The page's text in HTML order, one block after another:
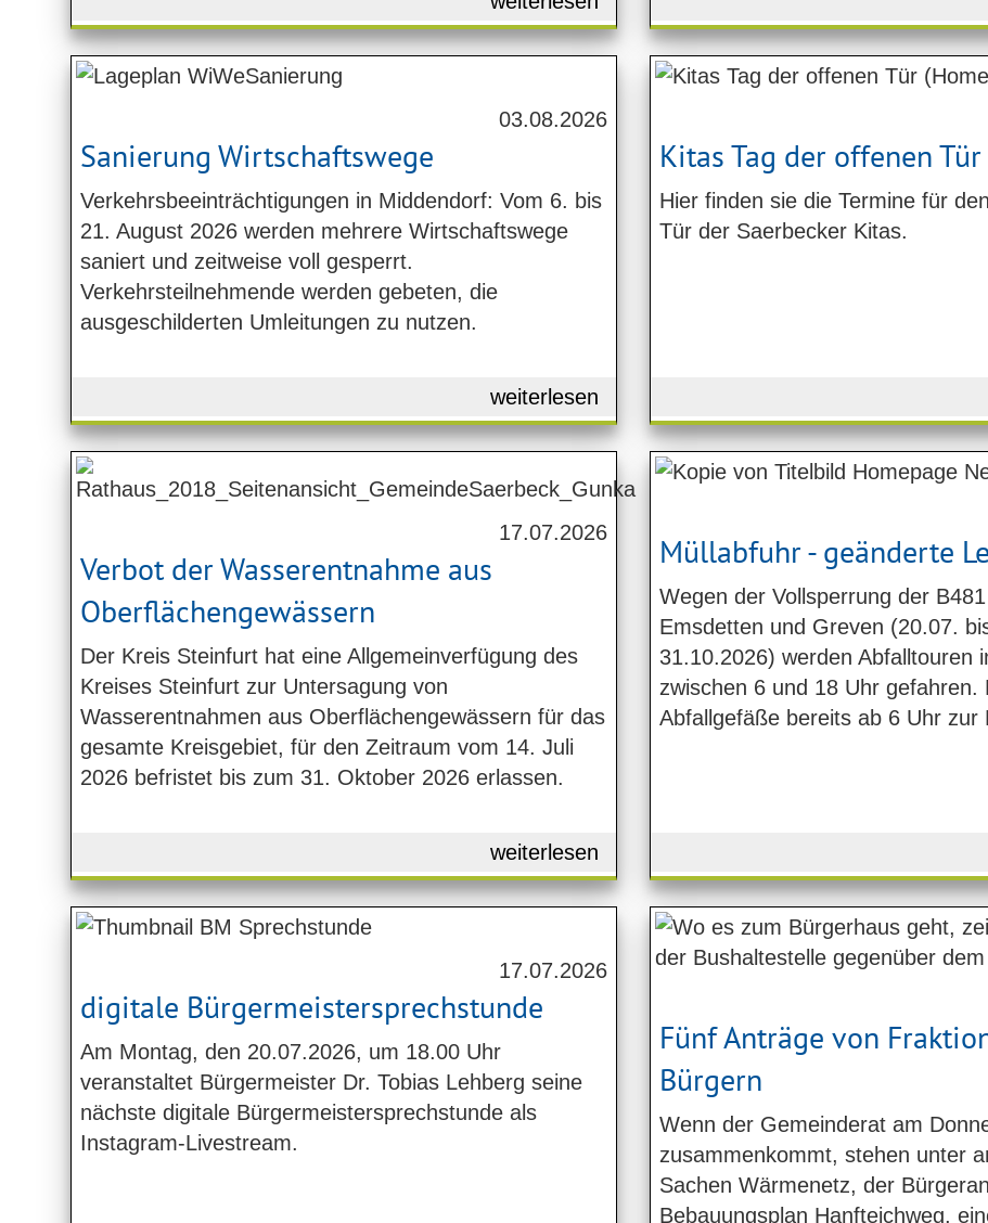
Sanierung Wirtschaftswege
03.08.2026
Verkehrsbeeinträchtigungen in Middendorf: Vom 6. bis
21. August 2026 werden mehrere Wirtschaftswege
saniert und zeitweise voll gesperrt.
Verkehrsteilnehmende werden gebeten, die
ausgeschilderten Umleitungen zu nutzen.
weiterlesen
Kitas Tag der offenen Tür
Hier finden sie die Termine für
Tür der Saerbecker Kitas.
Verbot der Wasserentnahme aus
Oberflächengewässern
17.07.2026
Der Kreis Steinfurt hat eine Allgemeinverfügung des
Kreises Steinfurt zur Untersagung von
Wasserentnahmen aus Oberflächengewässern für das
gesamte Kreisgebiet, für den Zeitraum vom 14. Juli
2026 befristet bis zum 31. Oktober 2026 erlassen.
weiterlesen
Müllabfuhr - geänderte
Wegen der Vollsperrung der
Emsdetten und Greven (20.07.
31.10.2026) werden Abfalltouren
zwischen 6 und 18 Uhr gefahren.
Abfallgefäße bereits ab 6 Uhr zur
digitale Bürgermeistersprechstunde
17.07.2026
Am Montag, den 20.07.2026, um 18.00 Uhr
veranstaltet Bürgermeister Dr. Tobias Lehberg seine
nächste digitale Bürgermeistersprechstunde als
Instagram-Livestream.
Fünf Anträge von
Bürgern
Wenn der Gemeinderat am
zusammenkommt, stehen unter
Sachen Wärmenetz, der
Bebauungsplan Hanfteichweg,